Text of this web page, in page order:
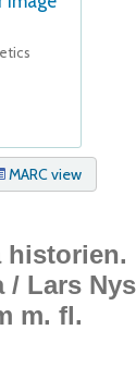
MARC view
historien.
/ Lars
m. fl.